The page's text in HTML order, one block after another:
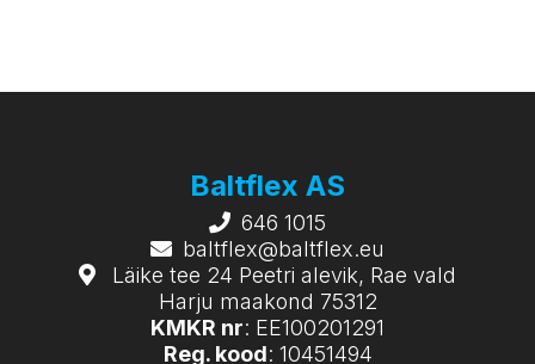
Baltflex AS
646 1015
baltflex@baltflex.eu
Läike tee 24 Peetri alevik, Rae vald
Harju maakond 75312
KMKR nr: EE100201291
Reg. kood: 10451494